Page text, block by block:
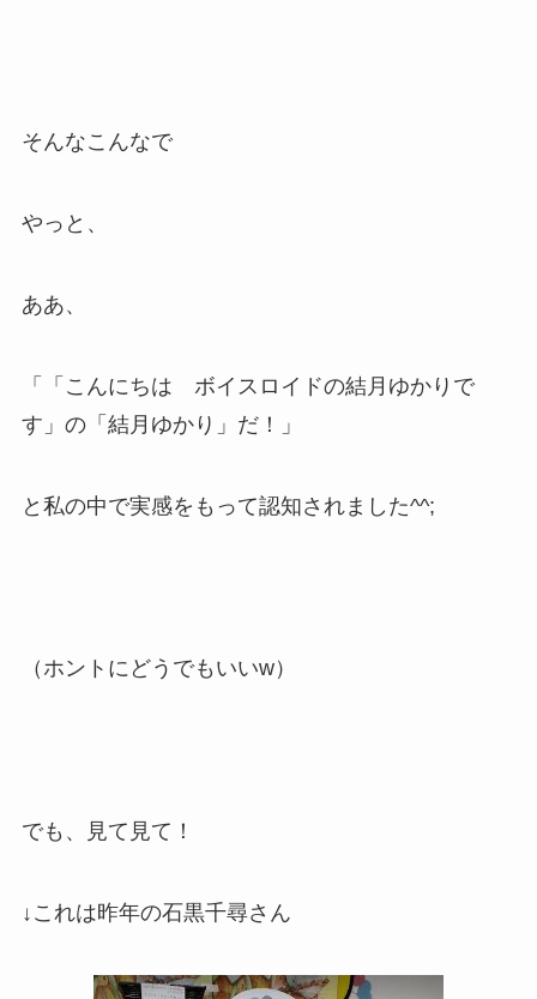
そんなこんなで
やっと、
ああ、
「「こんにちは ボイスロイドの結月ゆかりで
す」の「結月ゆかり」だ！」
と私の中で実感をもって認知されました^^;
（ホントにどうでもいいw）
でも、見て見て！
↓これは昨年の石黒千尋さん